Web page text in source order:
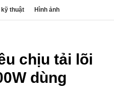
SP liên quan
kỹ thuật Hình ảnh
chịu tải lõi
dùng